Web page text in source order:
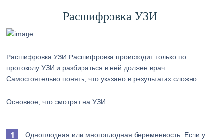
Расшифровка УЗИ
Расшифровка УЗИ Расшифровка происходит только по
протоколу УЗИ и разбираться в ней должен врач.
Самостоятельно понять, что указано в результатах сложно.
Основное, что смотрят на УЗИ:
Одноплодная или многоплодная беременность. Если у